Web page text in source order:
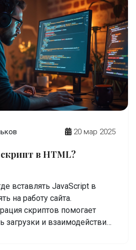
подходящее
Будет полезно всем, кто
digital-среду или лучше
20 мар 2025
в HTML?
вставлять JavaScript в
на работу сайта.
скриптов помогает
загрузки и взаимодействие